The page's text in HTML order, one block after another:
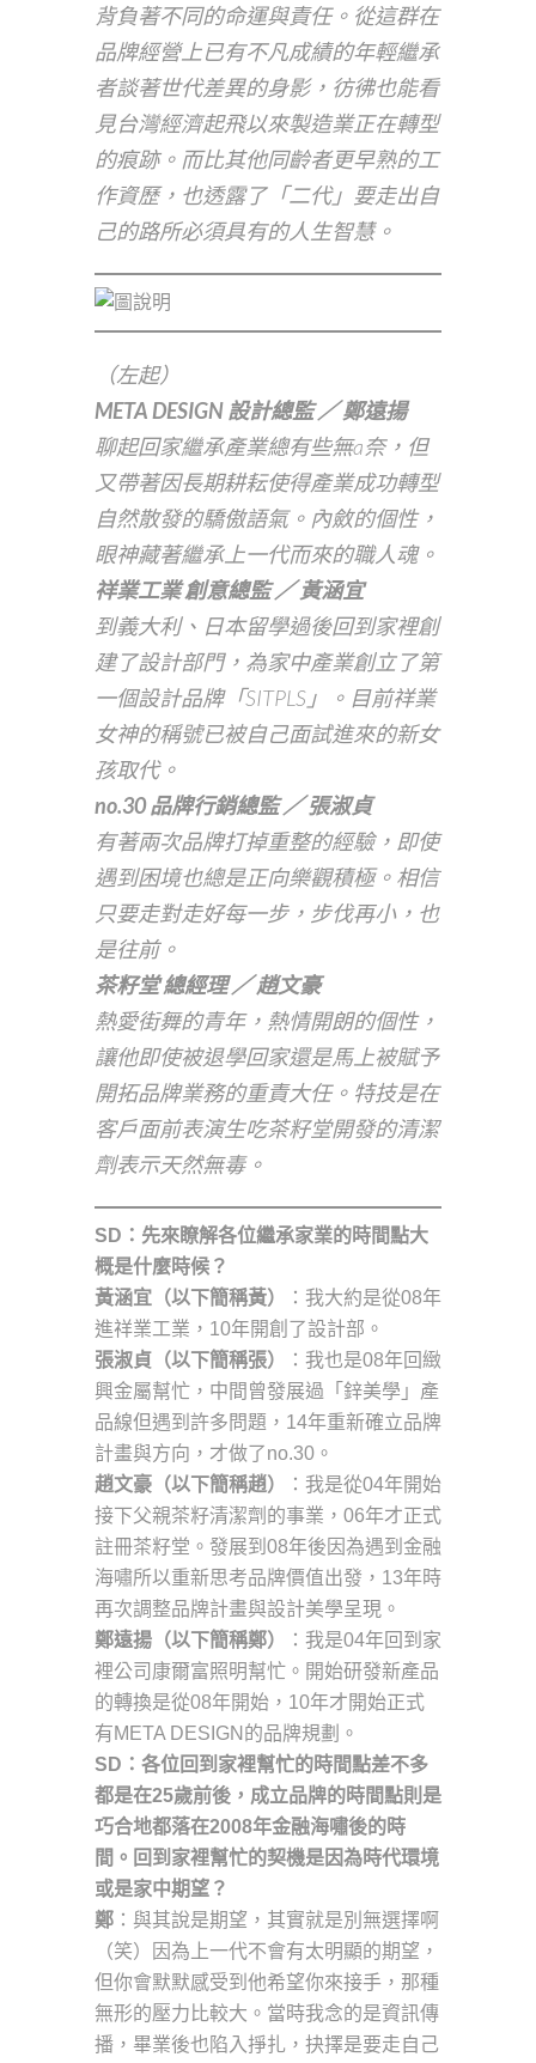
背負著不同的命運與責任。從這群在
品牌經營上已有不凡成績的年輕繼承
者談著世代差異的身影，彷彿也能看
見台灣經濟起飛以來製造業正在轉型
的痕跡。而比其他同齡者更早熟的工
作資歷，也透露了「二代」要走出自
己的路所必須具有的人生智慧。
（左起）
META DESIGN 設計總監 ／ 鄭遠揚
聊起回家繼承產業總有些無a奈，但
又帶著因長期耕耘使得產業成功轉型
自然散發的驕傲語氣。內斂的個性，
眼神藏著繼承上一代而來的職人魂。
祥業工業 創意總監 ／ 黃涵宜
到義大利、日本留學過後回到家裡創
建了設計部門，為家中產業創立了第
一個設計品牌「SITPLS」。目前祥業
女神的稱號已被自己面試進來的新女
孩取代。
no.30 品牌行銷總監 ／ 張淑貞
有著兩次品牌打掉重整的經驗，即使
遇到困境也總是正向樂觀積極。相信
只要走對走好每一步，步伐再小，也
是往前。
茶籽堂 總經理 ／ 趙文豪
熱愛街舞的青年，熱情開朗的個性，
讓他即使被退學回家還是馬上被賦予
開拓品牌業務的重責大任。特技是在
客戶面前表演生吃茶籽堂開發的清潔
劑表示天然無毒。
SD：先來瞭解各位繼承家業的時間點大
概是什麼時候？
黃涵宜（以下簡稱黃）
：我大約是從08年
進祥業工業，10年開創了設計部。
張淑貞（以下簡稱張）
：我也是08年回緻
興金屬幫忙，中間曾發展過「鋅美學」產
品線但遇到許多問題，14年重新確立品牌
計畫與方向，才做了no.30。
趙文豪（以下簡稱趙）
：我是從04年開始
接下父親茶籽清潔劑的事業，06年才正式
註冊茶籽堂。發展到08年後因為遇到金融
海嘯所以重新思考品牌價值出發，13年時
再次調整品牌計畫與設計美學呈現。
鄭遠揚（以下簡稱鄭）
：我是04年回到家
裡公司康爾富照明幫忙。開始研發新產品
的轉換是從08年開始，10年才開始正式
有META DESIGN的品牌規劃。
SD：各位回到家裡幫忙的時間點差不多
都是在25歲前後，成立品牌的時間點則是
巧合地都落在2008年金融海嘯後的時
間。回到家裡幫忙的契機是因為時代環境
或是家中期望？
鄭 ：與其說是期望，其實就是別無選擇啊
（笑）因為上一代不會有太明顯的期望，
但你會默默感受到他希望你來接手，那種
無形的壓力比較大。當時我念的是資訊傳
播，畢業後也陷入掙扎，抉擇是要走自己